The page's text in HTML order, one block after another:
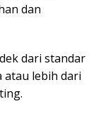
dan
dari standar
atau lebih dari